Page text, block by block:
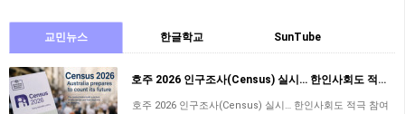
교민뉴스 한글학교 SunTube
호주 2026 인구조사(Census) 실시… 한인사회도 적극 참여해야
호주 2026 인구조사(Census) 실시… 한인사회도 적극 참여